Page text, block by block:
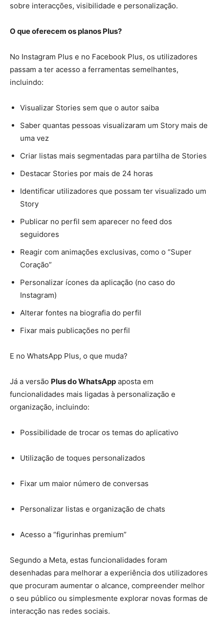
sobre interacções, visibilidade e personalização.
O que oferecem os planos Plus?
No Instagram Plus e no Facebook Plus, os utilizadores
passam a ter acesso a ferramentas semelhantes,
incluindo:
Visualizar Stories sem que o autor saiba
Saber quantas pessoas visualizaram um Story mais de
uma vez
Criar listas mais segmentadas para partilha de Stories
Destacar Stories por mais de 24 horas
Identificar utilizadores que possam ter visualizado um
Story
Publicar no perfil sem aparecer no feed dos
seguidores
Reagir com animações exclusivas, como o “Super
Coração”
Personalizar ícones da aplicação (no caso do
Instagram)
Alterar fontes na biografia do perfil
Fixar mais publicações no perfil
E no WhatsApp Plus, o que muda?
Já a versão Plus do WhatsApp aposta em
funcionalidades mais ligadas à personalização e
organização, incluindo:
Possibilidade de trocar os temas do aplicativo
Utilização de toques personalizados
Fixar um maior número de conversas
Personalizar listas e organização de chats
Acesso a “figurinhas premium”
Segundo a Meta, estas funcionalidades foram
desenhadas para melhorar a experiência dos utilizadores
que procuram aumentar o alcance, compreender melhor
o seu público ou simplesmente explorar novas formas de
interacção nas redes sociais.